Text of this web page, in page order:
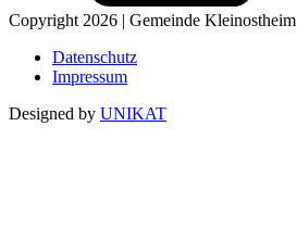
Copyright 2026 | Gemeinde Kleinostheim
Datenschutz
Impressum
Designed by UNIKAT